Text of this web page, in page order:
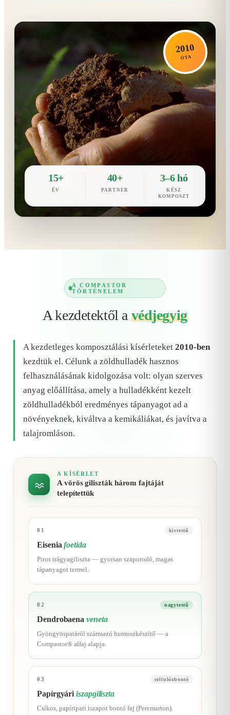
2010
ÓTA
15+
ÉV
40+
PARTNER
3–6 hó
KÉSZ
KOMPOSZT
A COMPASTOR
TÖRTÉNELEM
A kezdetektől a védjegyig
A kezdetleges komposztálási kísérleteket 2010-ben
kezdtük el. Célunk a zöldhulladék hasznos
felhasználásának kidolgozása volt: olyan szerves
anyag előállítása, amely a hulladékként kezelt
zöldhulladékból eredményes tápanyagot ad a
növényeknek, kiváltva a kemikáliákat, és javítva a
talajromláson.
A KÍSÉRLET
A vörös giliszták három fajtáját
telepítettük
01 kistestű
Eiseniafoetida
Piros trágyagiliszta — gyorsan szaporodó, magas
tápanyagot termel.
02 nagytestű
Dendrobaenaveneta
Gyöngyöspatáról származó humuszkészítő — a
Compastor® alfaj alapja.
03 cellulózbontó
Papírgyáriiszapgiliszta
Csíkos, papíripari iszapot bontó faj (Peremarton).